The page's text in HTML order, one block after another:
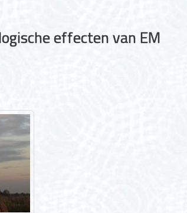
effecten van EM